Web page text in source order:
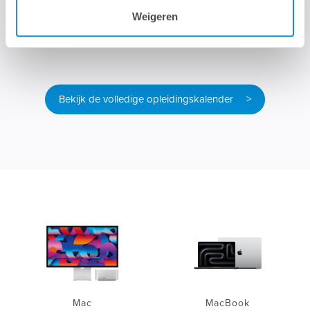
Weigeren
Bekijk de volledige opleidingskalender >
Mac MacBook